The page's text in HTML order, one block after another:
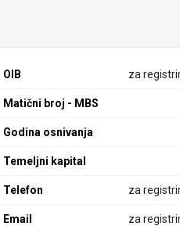
OIB za
Matični broj - MBS
Godina osnivanja
Temeljni kapital
Telefon za
Email za